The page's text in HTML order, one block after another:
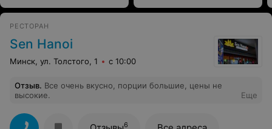
РЕСТОРАН
Sen Hanoi
Минск, ул. Толстого, 1 с 10:00
Отзыв. Все очень вкусно, порции большие, цены не
высокие.
Еще
6